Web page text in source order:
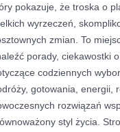
pokazuje, że troska o
wyrzeczeń,
zmian. To
porady, ciekawostki
codziennych
gotowania, energii,
rozwiązań
styl życia.